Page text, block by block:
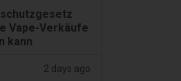
Vape-Verkäufe
kann
2 days ago